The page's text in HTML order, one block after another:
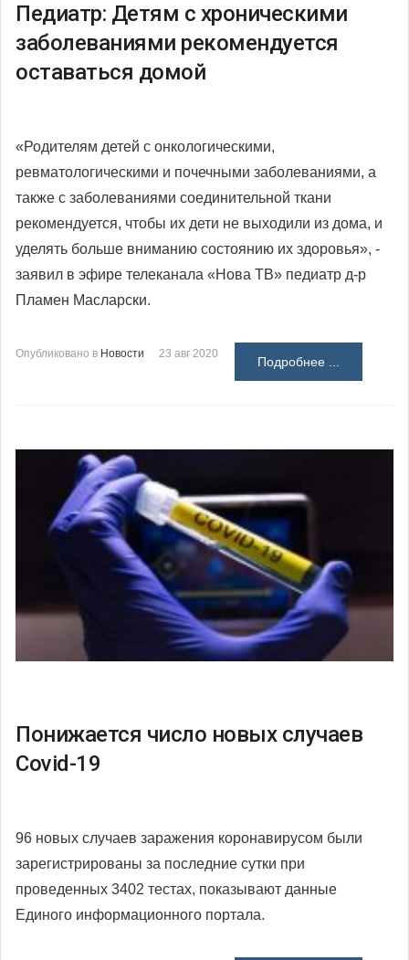
Педиатр: Детям с хроническими
заболеваниями рекомендуется
оставаться домой
«Родителям детей с онкологическими,
ревматологическими и почечными заболеваниями, а
также с заболеваниями соединительной ткани
рекомендуется, чтобы их дети не выходили из дома, и
уделять больше вниманию состоянию их здоровья», -
заявил в эфире телеканала «Нова ТВ» педиатр д-р
Пламен Масларски.
Опубликовано в Новости 23 авг 2020
Подробнее ...
Понижается число новых случаев
Covid-19
96 новых случаев заражения коронавирусом были
зарегистрированы за последние сутки при
проведенных 3402 тестах, показывают данные
Единого информационного портала.